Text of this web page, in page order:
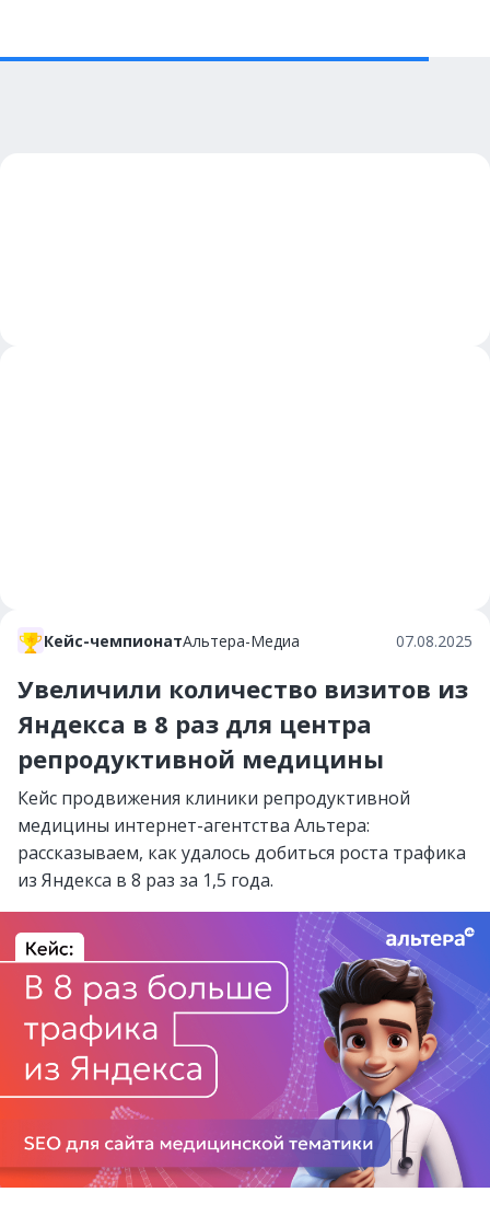
Кейс-чемпионатАльтера-Медиа 07.08.2025
Увеличили количество визитов из
Яндекса в 8 раз для центра
репродуктивной медицины
Кейс продвижения клиники репродуктивной
медицины интернет-агентства Альтера:
рассказываем, как удалось добиться роста трафика
из Яндекса в 8 раз за 1,5 года.